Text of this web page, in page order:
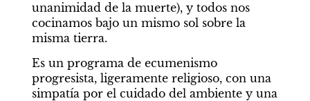
unanimidad de la muerte), y todos nos
cocinamos bajo un mismo sol sobre la
misma tierra.
Es un programa de ecumenismo
progresista, ligeramente religioso, con una
simpatía por el cuidado del ambiente y una